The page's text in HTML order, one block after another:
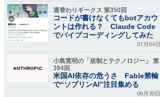
週替わりギークス 第350回
コードが書けなくてもbotアカウ
ントは作れる？ Claude Code
でバイブコーディングしてみた
07月04日
小島寛明の「規制とテクノロジー」 第
394回
米国AI依存の危うさ Fable禁輸
で“ソブリンAI”注目集める
06月30日